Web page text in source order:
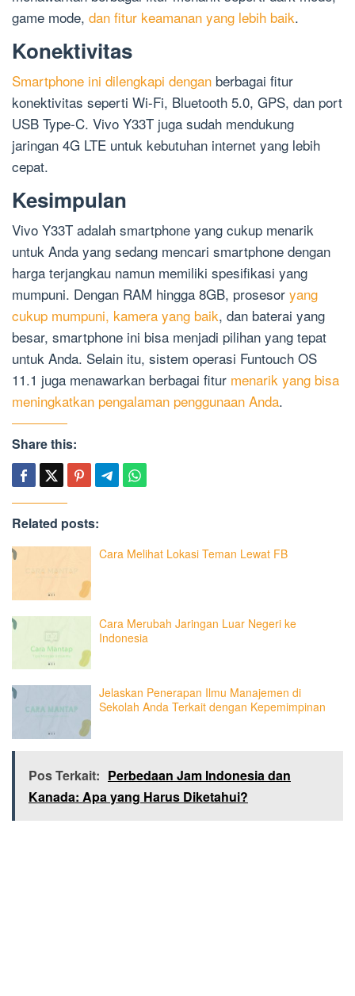
game mode, dan fitur keamanan yang lebih baik.
Konektivitas
Smartphone ini dilengkapi dengan berbagai fitur
konektivitas seperti Wi-Fi, Bluetooth 5.0, GPS, dan port
USB Type-C. Vivo Y33T juga sudah mendukung
jaringan 4G LTE untuk kebutuhan internet yang lebih
cepat.
Kesimpulan
Vivo Y33T adalah smartphone yang cukup menarik
untuk Anda yang sedang mencari smartphone dengan
harga terjangkau namun memiliki spesifikasi yang
mumpuni. Dengan RAM hingga 8GB, prosesor yang
cukup mumpuni, kamera yang baik, dan baterai yang
besar, smartphone ini bisa menjadi pilihan yang tepat
untuk Anda. Selain itu, sistem operasi Funtouch OS
11.1 juga menawarkan berbagai fitur menarik yang bisa
meningkatkan pengalaman penggunaan Anda.
Share this:
Related posts:
Cara Melihat Lokasi Teman Lewat FB
Cara Merubah Jaringan Luar Negeri ke
Indonesia
Jelaskan Penerapan Ilmu Manajemen di
Sekolah Anda Terkait dengan Kepemimpinan
Pos Terkait: Perbedaan Jam Indonesia dan
Kanada: Apa yang Harus Diketahui?